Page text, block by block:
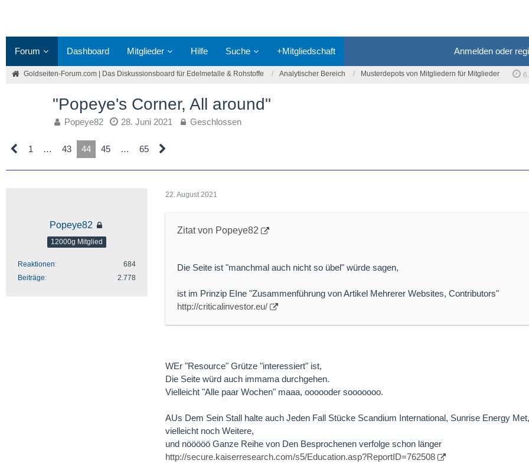
Forum Dashboard Mitglieder Hilfe Suche +Mitgliedschaft Anmelden oder
Goldseiten-Forum.com | Das Diskussionsboard für Edelmetalle & Rohstoffe Analytischer Bereich Musterdepots von Mitgliedern für Mitglieder
"Popeye's Corner, All around"
Popeye82 28. Juni 2021 Geschlossen
1 … 43 44 45 … 65
Popeye82
12000g Mitglied
Reaktionen
684
Beiträge
2.778
22. August 2021
Zitat von Popeye82
Die Seite ist "manchmal auch nicht so übel" würde sagen,
ist im Prinzip EIne "Zusammenführung von Artikel Mehrerer Websites, Contributors"
http://criticalinvestor.eu/
WEr "Resource" Grütze "interessiert" ist,
Die Seite würd auch immama durchgehen.
Vielleicht "Alle paar Wochen" maaa, oooooder sooooooo.
AUs Dem Sein Stall halte auch Jeden Fall Stücke Scandium International, Sunrise Energy
vielleicht noch Weitere,
und nööööö Ganze Reihe von Den Besprochenen verfolge schon länger
http://secure.kaiserresearch.com/s5/Education.asp?ReportID=762508